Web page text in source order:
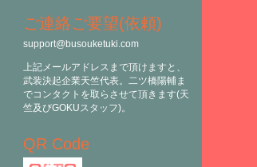
ご連絡ご要望(依頼)
support@busouketuki.com
上記メールアドレスまで頂けますと、
武装決起企業天竺代表。二ツ橋陽輔ま
でコンタクトを取らさせて頂きます(天
竺及びGOKUスタッフ)。
QR Code